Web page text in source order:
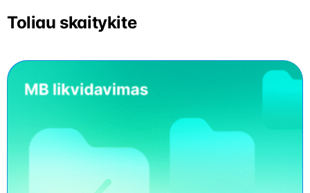
Toliau skaitykite